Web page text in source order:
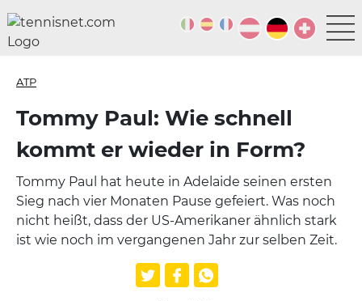
ATP
Tommy Paul: Wie schnell
kommt er wieder in Form?
Tommy Paul hat heute in Adelaide seinen ersten
Sieg nach vier Monaten Pause gefeiert. Was noch
nicht heißt, dass der US-Amerikaner ähnlich stark
ist wie noch im vergangenen Jahr zur selben Zeit.